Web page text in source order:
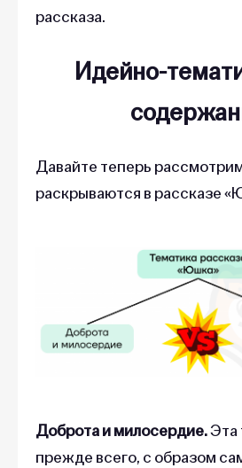
рассказа.
Идейно-
Давайте теперь
раскрываются в рассказе
Доброта и милосердие.Эта
прежде всего, с образом